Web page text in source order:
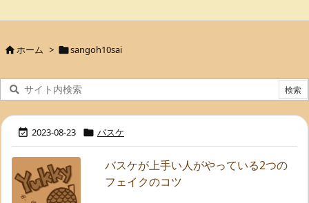
ホーム > sangoh10sai
 2023-08-23  バスケ
バスケが上手い人がやっている2つの
フェイクのコツ